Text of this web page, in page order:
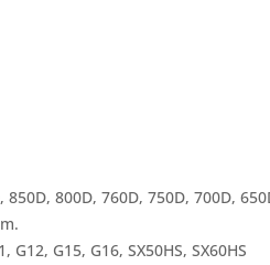
800D, 760D, 750D, 700D,
G12, G15, G16, SX50HS, SX60HS